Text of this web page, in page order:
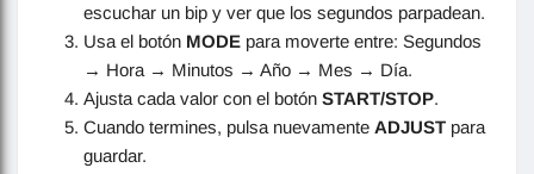
escuchar un bip y ver que los segundos parpadean.
Usa el botón MODE para moverte entre: Segundos
→ Hora → Minutos → Año → Mes → Día.
Ajusta cada valor con el botón START/STOP.
Cuando termines, pulsa nuevamente ADJUST para
guardar.